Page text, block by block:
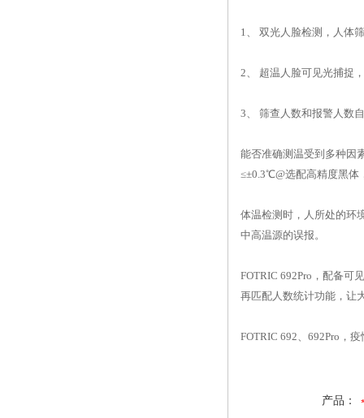
1、 双光人脸检测，人体
2、 超温人脸可见光捕捉
3、 筛查人数和报警人数
能否准确测温受到多种因
≤±0.3℃@选配高精度黑
体温检测时，人所处的环
中高温源的误报。
FOTRIC 692Pro，配备可
再匹配人数统计功能，让
FOTRIC 692、692Pro，
产品：